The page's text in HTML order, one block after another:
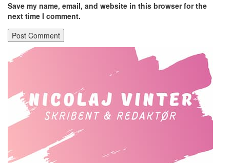
Save my name, email, and website in this browser for the
next time I comment.